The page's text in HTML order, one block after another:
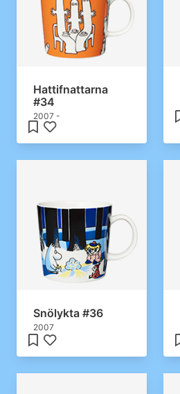
Hattifnattarna
#34
2007 -
Snölykta #36
2007